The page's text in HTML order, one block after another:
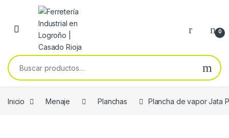
Skip to navigation
Skip to content
0
Buscar por:
Inicio Menaje Planchas Plancha de vapor Jata